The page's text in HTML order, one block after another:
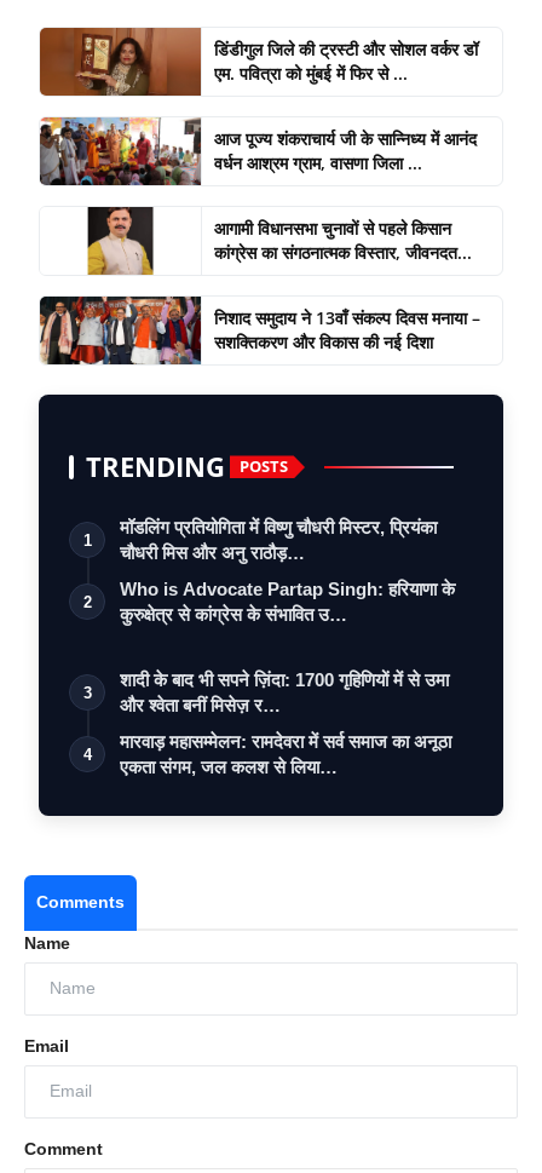
डिंडीगुल जिले की ट्रस्टी और सोशल वर्कर डॉ
एम. पवित्रा को मुंबई में फिर से ...
आज पूज्य शंकराचार्य जी के सान्निध्य में आनंद
वर्धन आश्रम ग्राम, वासणा जिला ...
आगामी विधानसभा चुनावों से पहले किसान
कांग्रेस का संगठनात्मक विस्तार, जीवनदत...
निशाद समुदाय ने 13वाँ संकल्प दिवस मनाया –
सशक्तिकरण और विकास की नई दिशा
TRENDING POSTS
1
मॉडलिंग प्रतियोगिता में विष्णु चौधरी मिस्टर, प्रियंका
चौधरी मिस और अनु राठौड़…
2
Who is Advocate Partap Singh: हरियाणा के
कुरुक्षेत्र से कांग्रेस के संभावित उ…
3
शादी के बाद भी सपने ज़िंदा: 1700 गृहिणियों में से उमा
और श्वेता बनीं मिसेज़ र…
4
मारवाड़ महासम्मेलन: रामदेवरा में सर्व समाज का अनूठा
एकता संगम, जल कलश से लिया…
Comments
Name
Email
Comment